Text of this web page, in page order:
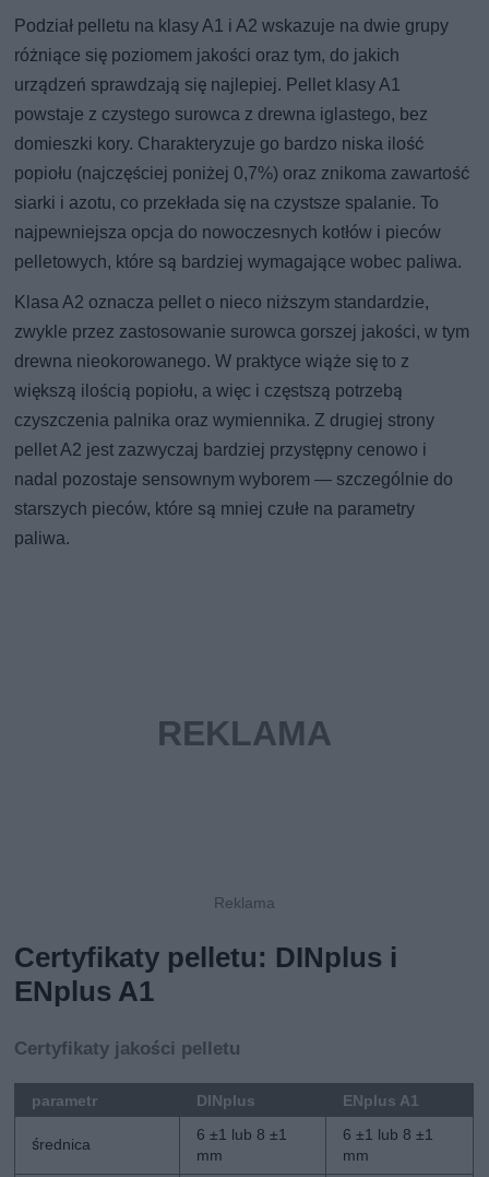
Podział pelletu na klasy A1 i A2 wskazuje na dwie grupy
różniące się poziomem jakości oraz tym, do jakich
urządzeń sprawdzają się najlepiej. Pellet klasy A1
powstaje z czystego surowca z drewna iglastego, bez
domieszki kory. Charakteryzuje go bardzo niska ilość
popiołu (najczęściej poniżej 0,7%) oraz znikoma zawartość
siarki i azotu, co przekłada się na czystsze spalanie. To
najpewniejsza opcja do nowoczesnych kotłów i pieców
pelletowych, które są bardziej wymagające wobec paliwa.
Klasa A2 oznacza pellet o nieco niższym standardzie,
zwykle przez zastosowanie surowca gorszej jakości, w tym
drewna nieokorowanego. W praktyce wiąże się to z
większą ilością popiołu, a więc i częstszą potrzebą
czyszczenia palnika oraz wymiennika. Z drugiej strony
pellet A2 jest zazwyczaj bardziej przystępny cenowo i
nadal pozostaje sensownym wyborem — szczególnie do
starszych pieców, które są mniej czułe na parametry
paliwa.
Certyfikaty pelletu: DINplus i
ENplus A1
Certyfikaty jakości pelletu
parametr DINplus ENplus A1
średnica
6 ±1 lub 8 ±1
mm
6 ±1 lub 8 ±1
mm